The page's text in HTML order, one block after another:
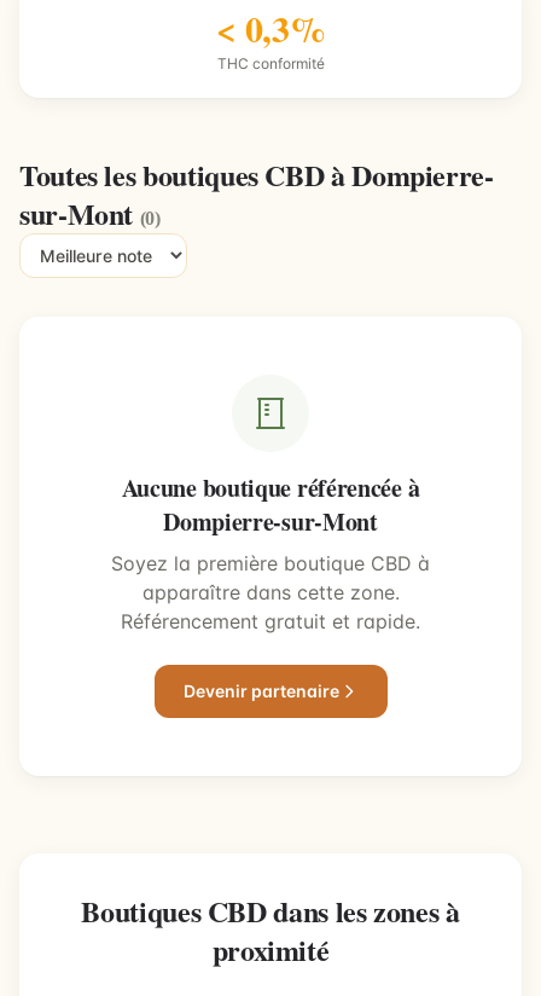
< 0,3%
THC conformité
Toutes les boutiques CBD à Dompierre-
sur-Mont (0)
Aucune boutique référencée à
Dompierre-sur-Mont
Soyez la première boutique CBD à
apparaître dans cette zone.
Référencement gratuit et rapide.
Devenir partenaire
Boutiques CBD dans les zones à
proximité